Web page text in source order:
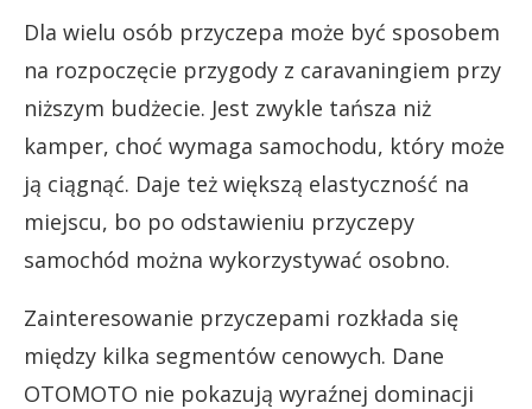
Dla wielu osób przyczepa może być sposobem
na rozpoczęcie przygody z caravaningiem przy
niższym budżecie. Jest zwykle tańsza niż
kamper, choć wymaga samochodu, który może
ją ciągnąć. Daje też większą elastyczność na
miejscu, bo po odstawieniu przyczepy
samochód można wykorzystywać osobno.
Zainteresowanie przyczepami rozkłada się
między kilka segmentów cenowych. Dane
OTOMOTO nie pokazują wyraźnej dominacji